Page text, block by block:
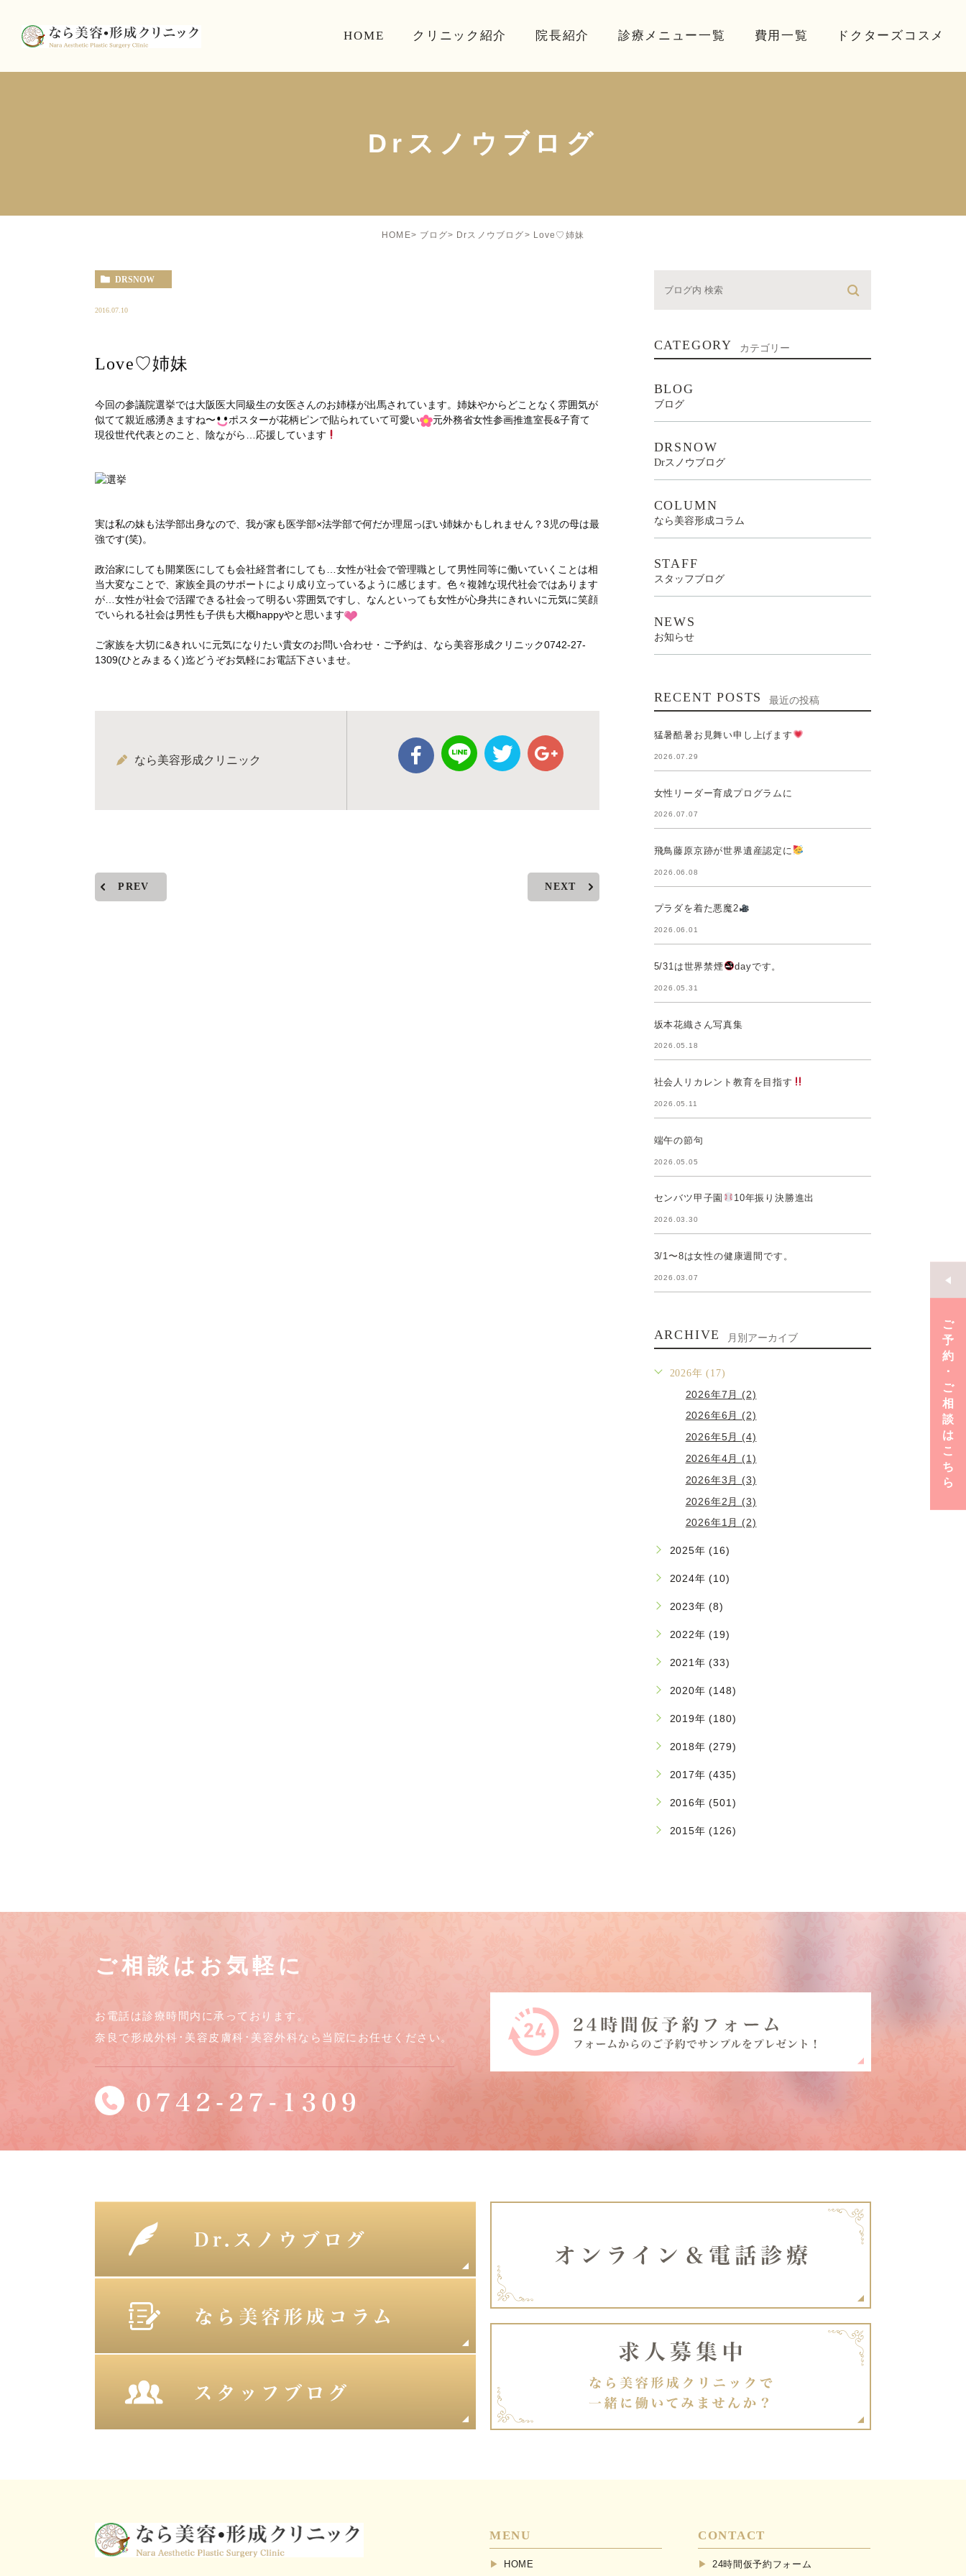
HOME クリニック紹介 院長紹介 診療メニュー一覧 費用一覧 ドクターズコスメ
ご
予
約
･
ご
相
談
は
こ
ち
ら
Drスノウブログ
HOME ブログ Drスノウブログ Love♡姉妹
DRSNOW
2016.07.10
Love♡姉妹
今回の参議院選挙では大阪医大同級生の女医さんのお姉様が出馬されています。姉妹やからどことなく雰囲気が
似てて親近感湧きますね〜
ポスターが花柄ピンで貼られていて可愛い
元外務省女性参画推進室長&子育て
現役世代代表とのこと、陰ながら…応援しています
実は私の妹も法学部出身なので、我が家も医学部×法学部で何だか理屈っぽい姉妹かもしれません？3児の母は最
強です(笑)。
政治家にしても開業医にしても会社経営者にしても…女性が社会で管理職として男性同等に働いていくことは相
当大変なことで、家族全員のサポートにより成り立っているように感じます。色々複雑な現代社会ではあります
が…女性が社会で活躍できる社会って明るい雰囲気ですし、なんといっても女性が心身共にきれいに元気に笑顔
でいられる社会は男性も子供も大概happyやと思います
ご家族を大切に&きれいに元気になりたい貴女のお問い合わせ・ご予約は、なら美容形成クリニック0742-27-
1309(ひとみまるく)迄どうぞお気軽にお電話下さいませ。
なら美容形成クリニック
PREV NEXT
CATEGORY カテゴリー
BLOG
ブログ
DRSNOW
Drスノウブログ
COLUMN
なら美容形成コラム
STAFF
スタッフブログ
NEWS
お知らせ
RECENT POSTS 最近の投稿
猛暑酷暑お見舞い申し上げます
2026.07.29
女性リーダー育成プログラムに
2026.07.07
飛鳥藤原京跡が世界遺産認定に
2026.06.08
プラダを着た悪魔2
2026.06.01
5/31は世界禁煙 dayです。
2026.05.31
坂本花織さん写真集
2026.05.18
社会人リカレント教育を目指す
2026.05.11
端午の節句
2026.05.05
センバツ甲子園 10年振り決勝進出
2026.03.30
3/1〜8は女性の健康週間です。
2026.03.07
ARCHIVE 月別アーカイブ
2026年 (17)
2026年7月 (2)
2026年6月 (2)
2026年5月 (4)
2026年4月 (1)
2026年3月 (3)
2026年2月 (3)
2026年1月 (2)
2025年 (16)
2024年 (10)
2023年 (8)
2022年 (19)
2021年 (33)
2020年 (148)
2019年 (180)
2018年 (279)
2017年 (435)
2016年 (501)
2015年 (126)
ご相談はお気軽に
お電話は診療時間内に承っております。
奈良で形成外科･美容皮膚科･美容外科なら当院にお任せください。
MENU
HOME
CONTACT
24時間仮予約フォーム